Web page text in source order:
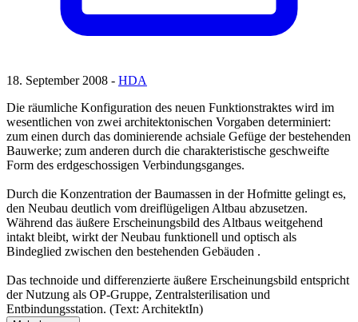
18. September 2008 - HDA
Die räumliche Konfiguration des neuen Funktionstraktes wird im
wesentlichen von zwei architektonischen Vorgaben determiniert:
zum einen durch das dominierende achsiale Gefüge der bestehenden
Bauwerke; zum anderen durch die charakteristische geschweifte
Form des erdgeschossigen Verbindungsganges.
Durch die Konzentration der Baumassen in der Hofmitte gelingt es,
den Neubau deutlich vom dreiflügeligen Altbau abzusetzen.
Während das äußere Erscheinungsbild des Altbaus weitgehend
intakt bleibt, wirkt der Neubau funktionell und optisch als
Bindeglied zwischen den bestehenden Gebäuden .
Das technoide und differenzierte äußere Erscheinungsbild entspricht
der Nutzung als OP-Gruppe, Zentralsterilisation und
Entbindungsstation. (Text: ArchitektIn)